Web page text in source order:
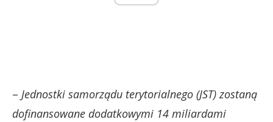
– Jednostki samorządu terytorialnego (JST) zostaną
dofinansowane dodatkowymi 14 miliardami